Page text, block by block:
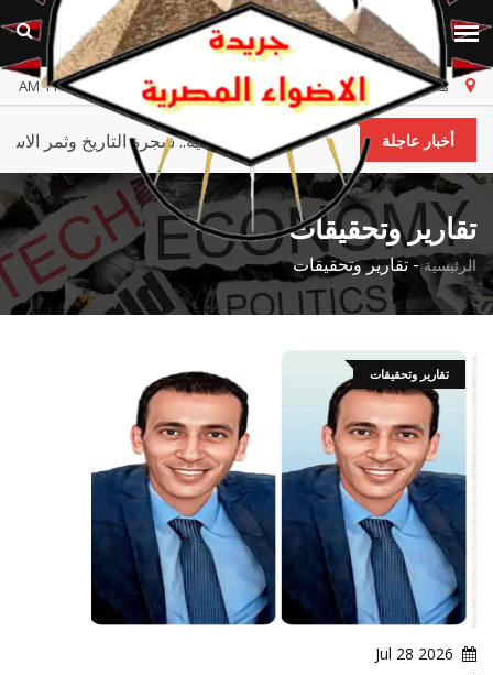
مصر الخميس، ٦ أغسطس ٢٠٢٦ أخر تحديث 11:26:30 AM
أخبار عاجلة سبتة ومليلية.. شجرة التاريخ وثمر
تقارير وتحقيقات
الرئيسية-تقارير وتحقيقات
تقارير وتحقيقات
2026 Jul 28